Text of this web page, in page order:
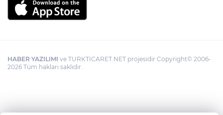
HABER YAZILIMI ve TURKTICARET.NET projesidir Copyright© 2006-
2026 Tüm hakları saklıdır.